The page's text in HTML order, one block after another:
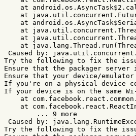
at
at
at
at
at
at
Caused by:
Try the following to fix the
Ensure that the packager server
Ensure that your device/
If you're on a physical device
If your device is on the same
at
at
        ... 9 more
Caused by:
Try the following to fix the